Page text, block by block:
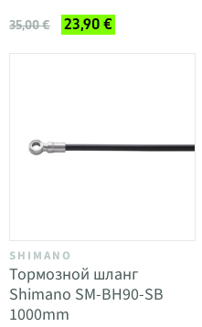
35,00 € 23,90 €
SHIMANO
Тормозной шланг
Shimano SM-BH90-SB
1000mm